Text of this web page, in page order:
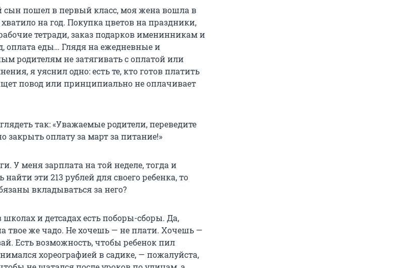
сын пошел в первый класс, моя жена вошла в
на год. Покупка цветов на праздники,
тетради, заказ подарков именинникам и
оплата еды… Глядя на ежедневные и
родителям не затягивать с оплатой или
я уяснил одно: есть те, кто готов платить
повод или принципиально не оплачивает
так: «Уважаемые родители, переведите
закрыть оплату за март за питание!»
У меня зарплата на той неделе, тогда и
эти 213 рублей для своего ребенка, то
вкладываться за него?
школах и детсадах есть поборы-сборы. Да,
твое же чадо. Не хочешь — не плати. Хочешь —
Есть возможность, чтобы ребенок пил
хореографией в садике, — пожалуйста,